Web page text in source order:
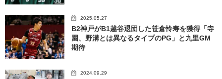
2025.05.27
B2神戸がB1越谷退団した笹倉怜寿を獲得「寺
園、野溝とは異なるタイプのPG」と九里GM
期待
2024.09.29